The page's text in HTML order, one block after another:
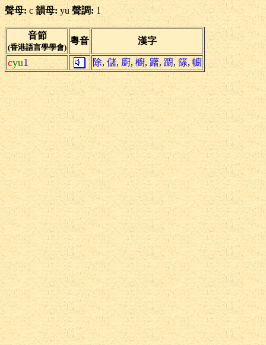
聲母: c 韻母: yu 聲調: 1
音節
(香港語言學學會)
粵音 漢字
cyu1 除, 儲, 廚,櫥,躇,躕,篨, 幮